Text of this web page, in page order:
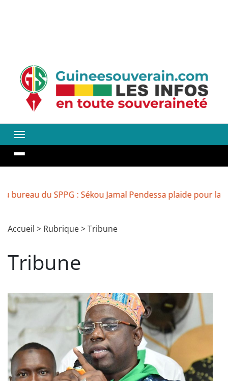
SPPG : Sékou Jamal Pendessa plaide pour la
Accueil > Rubrique>Tribune
Tribune